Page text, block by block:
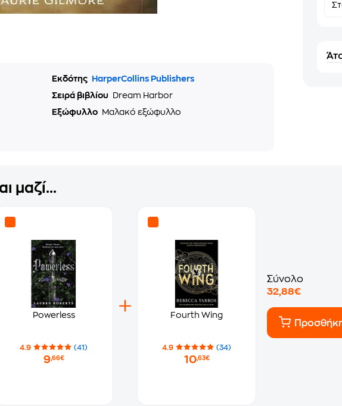
Εκδότης
HarperCollins Publishers
Σειρά βιβλίου
Dream Harbor
Εξώφυλλο Μαλακό εξώφυλλο
μαζί...
Powerless
4.9 (41)
9,66€
Fourth Wing
4.9 (34)
10,63€
Σύνολο
32,88€